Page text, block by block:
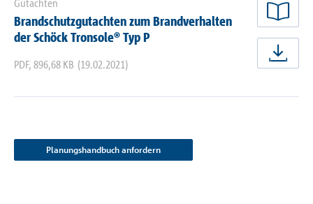
Gutachten
Brandschutzgutachten zum Brandverhalten
der Schöck Tronsole® Typ P
PDF, 896,68 KB (19.02.2021)
Planungshandbuch anfordern